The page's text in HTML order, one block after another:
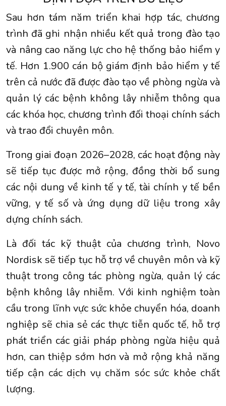
Sau hơn tám năm triển khai hợp tác, chương
trình đã ghi nhận nhiều kết quả trong đào tạo
và nâng cao năng lực cho hệ thống bảo hiểm y
tế. Hơn 1.900 cán bộ giám định bảo hiểm y tế
trên cả nước đã được đào tạo về phòng ngừa và
quản lý các bệnh không lây nhiễm thông qua
các khóa học, chương trình đối thoại chính sách
và trao đổi chuyên môn.
Trong giai đoạn 2026–2028, các hoạt động này
sẽ tiếp tục được mở rộng, đồng thời bổ sung
các nội dung về kinh tế y tế, tài chính y tế bền
vững, y tế số và ứng dụng dữ liệu trong xây
dựng chính sách.
Là đối tác kỹ thuật của chương trình, Novo
Nordisk sẽ tiếp tục hỗ trợ về chuyên môn và kỹ
thuật trong công tác phòng ngừa, quản lý các
bệnh không lây nhiễm. Với kinh nghiệm toàn
cầu trong lĩnh vực sức khỏe chuyển hóa, doanh
nghiệp sẽ chia sẻ các thực tiễn quốc tế, hỗ trợ
phát triển các giải pháp phòng ngừa hiệu quả
hơn, can thiệp sớm hơn và mở rộng khả năng
tiếp cận các dịch vụ chăm sóc sức khỏe chất
lượng.